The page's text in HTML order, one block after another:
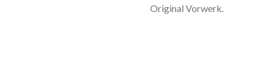
Original Vorwerk.